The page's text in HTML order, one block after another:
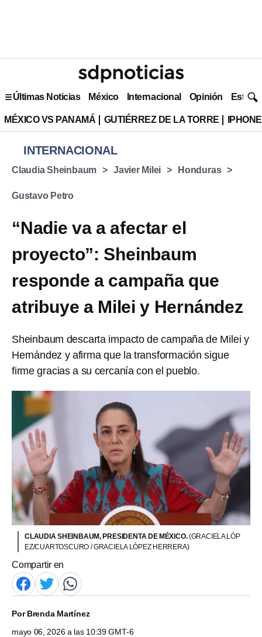
Últimas Noticias México Internacional Opinión Estilo
MÉXICO VS PANAMÁ GUTIÉRREZ DE LA TORRE
INTERNACIONAL
Claudia Sheinbaum Javier Milei Honduras
Gustavo Petro
“Nadie va a afectar el
proyecto”: Sheinbaum
responde a campaña que
atribuye a Milei y Hernández
Sheinbaum descarta impacto de campaña de Milei y
Hernández y afirma que la transformación sigue
firme gracias a su cercanía con el pueblo.
CLAUDIA SHEINBAUM, PRESIDENTA DE MÉXICO.(GRACIELA LÓP
EZ/CUARTOSCURO / GRACIELA LÓPEZ HERRERA)
Compartir en
PorBrenda Martínez
mayo 06, 2026 a las 10:39 GMT-6